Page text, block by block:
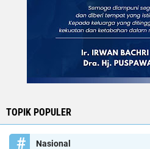
TOPIK POPULER
Nasional